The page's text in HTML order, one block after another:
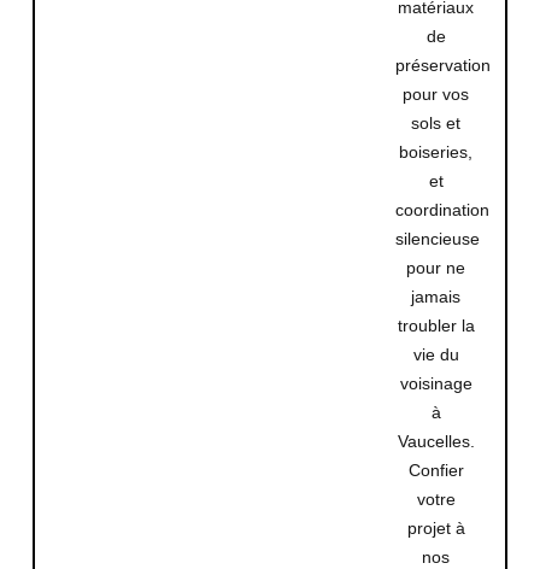
matériaux
de
préservation
pour vos
sols et
boiseries,
et
coordination
silencieuse
pour ne
jamais
troubler la
vie du
voisinage
à
Vaucelles.
Confier
votre
projet à
nos